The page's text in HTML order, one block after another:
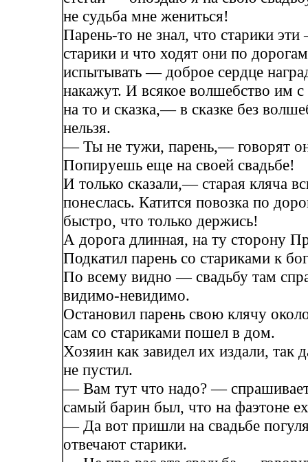
не судьба мне жениться!
Парень-то не знал, что старики
старики и что ходят они по
испытывать — доброе сердце
накажут. И всякое волшебство им
на то и сказка,— в сказке без
нельзя.
— Ты не тужи, парень,— говорят
Попируешь еще на своей свадьбе!
И только сказали,— старая кляча
понеслась. Катится повозка по
быстро, что только держись!
А дорога длинная, на ту сторону
Подкатил парень со стариками к
По всему видно — свадьбу там
видимо-невидимо.
Остановил парень свою клячу
сам со стариками пошел в дом.
Хозяин как завидел их издали, так
не пустил.
— Вам тут что надо? —
самый барин был, что на фаэтоне
— Да вот пришли на свадьбе
отвечают старики.